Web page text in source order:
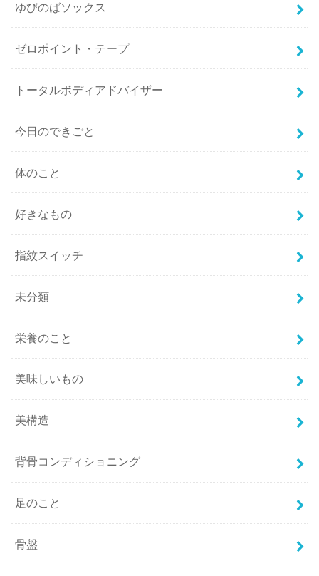
ゆびのばソックス
ゼロポイント・テープ
トータルボディアドバイザー
今日のできごと
体のこと
好きなもの
指紋スイッチ
未分類
栄養のこと
美味しいもの
美構造
背骨コンディショニング
足のこと
骨盤